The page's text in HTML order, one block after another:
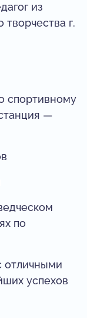
из
г.
спортивному
—
по
отличными
успехов